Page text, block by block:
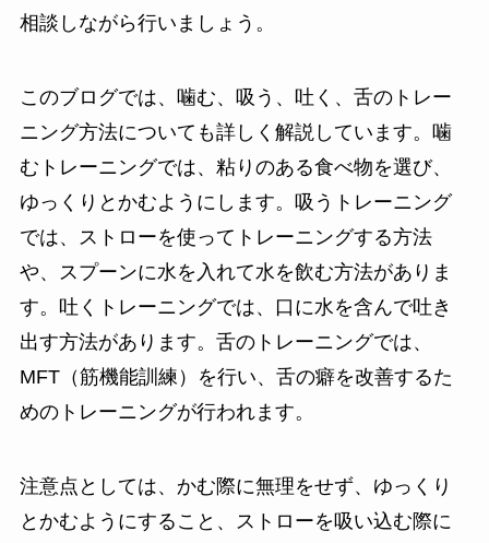
相談しながら行いましょう。
このブログでは、噛む、吸う、吐く、舌のトレー
ニング方法についても詳しく解説しています。噛
むトレーニングでは、粘りのある食べ物を選び、
ゆっくりとかむようにします。吸うトレーニング
では、ストローを使ってトレーニングする方法
や、スプーンに水を入れて水を飲む方法がありま
す。吐くトレーニングでは、口に水を含んで吐き
出す方法があります。舌のトレーニングでは、
MFT（筋機能訓練）を行い、舌の癖を改善するた
めのトレーニングが行われます。
注意点としては、かむ際に無理をせず、ゆっくり
とかむようにすること、ストローを吸い込む際に